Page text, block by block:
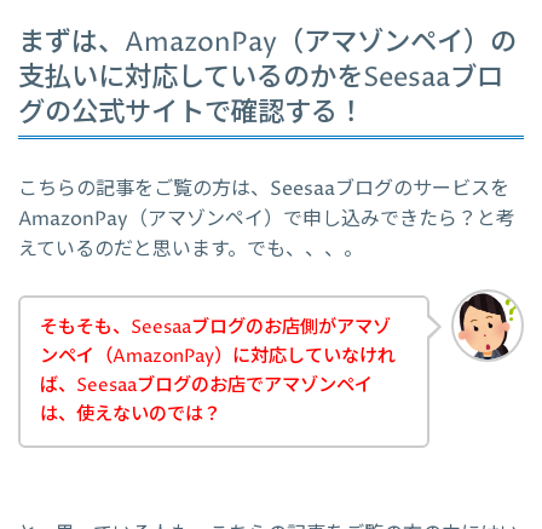
まずは、AmazonPay（アマゾンペイ）の
支払いに対応しているのかをSeesaaブロ
グの公式サイトで確認する！
こちらの記事をご覧の方は、Seesaaブログのサービスを
AmazonPay（アマゾンペイ）で申し込みできたら？と考
えているのだと思います。でも、、、。
そもそも、Seesaaブログのお店側がアマゾ
ンペイ（AmazonPay）に対応していなけれ
ば、Seesaaブログのお店でアマゾンペイ
は、使えないのでは？